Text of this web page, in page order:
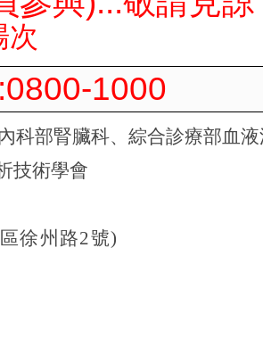
次
:0800-1000
科部腎臟科、 綜合診療部血
技術學會
徐州路2號)